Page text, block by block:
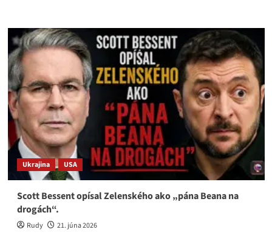
Politická
grimasa
namiesto
argumentu:
Prípad
pani
Mesterovej
Ukrajina USA
Scott Bessent opísal Zelenského ako „pána Beana na
drogách“.
Rudy
21. júna 2026